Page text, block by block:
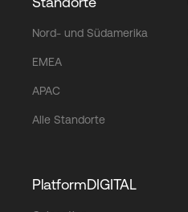
Nord- und Südamerika
EMEA
APAC
Alle Standorte
PlatformDIGITAL